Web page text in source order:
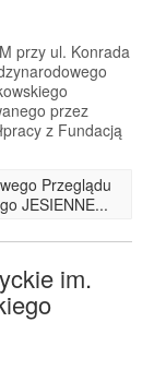
przy ul. Konrada
przez
z Fundacją
Przeglądu
JESIENNE...
im.